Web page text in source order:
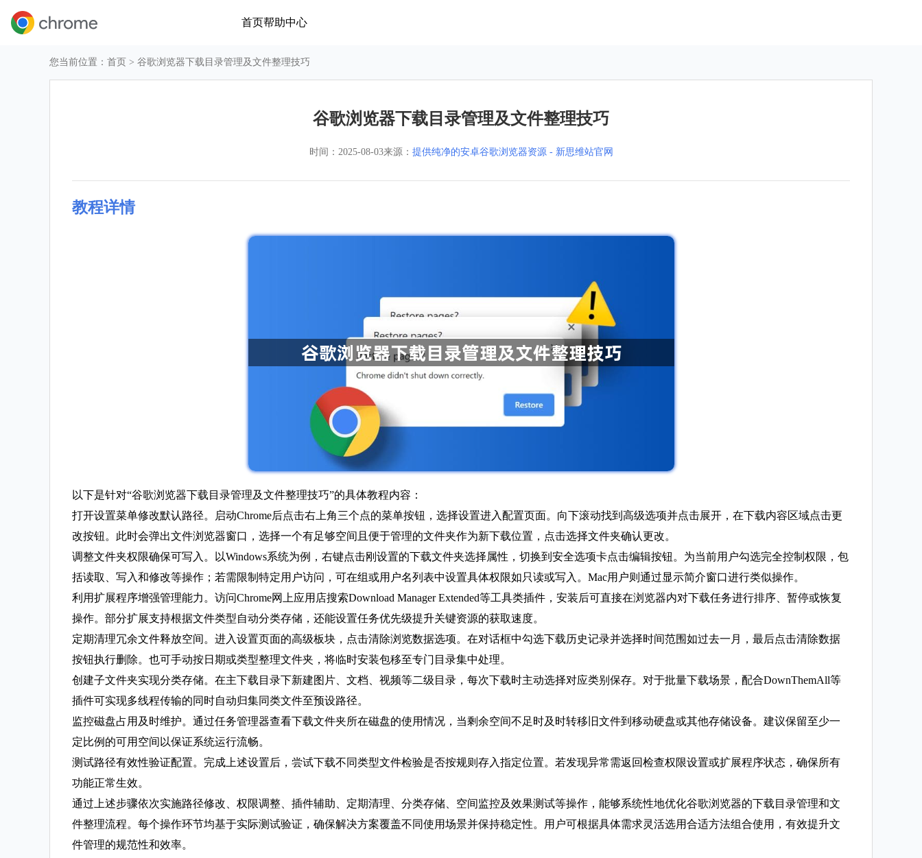
首页帮助中心
您当前位置： 首页 > 谷歌浏览器下载目录管理及文件整理技巧
谷歌浏览器下载目录管理及文件整理技巧
时间： 2025-08-03来源： 提供纯净的安卓谷歌浏览器资源 - 新思维站官网
教程详情
以下是针对“谷歌浏览器下载目录管理及文件整理技巧”的具体教程内容：
打开设置菜单修改默认路径。启动Chrome后点击右上角三个点的菜单按钮，选择设置进入配置页面。向下滚动找到高级选项并点击展开，在下载内容区域点击更
改按钮。此时会弹出文件浏览器窗口，选择一个有足够空间且便于管理的文件夹作为新下载位置，点击选择文件夹确认更改。
调整文件夹权限确保可写入。以Windows系统为例，右键点击刚设置的下载文件夹选择属性，切换到安全选项卡点击编辑按钮。为当前用户勾选完全控制权限，包
括读取、写入和修改等操作；若需限制特定用户访问，可在组或用户名列表中设置具体权限如只读或写入。Mac用户则通过显示简介窗口进行类似操作。
利用扩展程序增强管理能力。访问Chrome网上应用店搜索Download Manager Extended等工具类插件，安装后可直接在浏览器内对下载任务进行排序、暂停或恢复
操作。部分扩展支持根据文件类型自动分类存储，还能设置任务优先级提升关键资源的获取速度。
定期清理冗余文件释放空间。进入设置页面的高级板块，点击清除浏览数据选项。在对话框中勾选下载历史记录并选择时间范围如过去一月，最后点击清除数据
按钮执行删除。也可手动按日期或类型整理文件夹，将临时安装包移至专门目录集中处理。
创建子文件夹实现分类存储。在主下载目录下新建图片、文档、视频等二级目录，每次下载时主动选择对应类别保存。对于批量下载场景，配合DownThemAll等
插件可实现多线程传输的同时自动归集同类文件至预设路径。
监控磁盘占用及时维护。通过任务管理器查看下载文件夹所在磁盘的使用情况，当剩余空间不足时及时转移旧文件到移动硬盘或其他存储设备。建议保留至少一
定比例的可用空间以保证系统运行流畅。
测试路径有效性验证配置。完成上述设置后，尝试下载不同类型文件检验是否按规则存入指定位置。若发现异常需返回检查权限设置或扩展程序状态，确保所有
功能正常生效。
通过上述步骤依次实施路径修改、权限调整、插件辅助、定期清理、分类存储、空间监控及效果测试等操作，能够系统性地优化谷歌浏览器的下载目录管理和文
件整理流程。每个操作环节均基于实际测试验证，确保解决方案覆盖不同使用场景并保持稳定性。用户可根据具体需求灵活选用合适方法组合使用，有效提升文
件管理的规范性和效率。